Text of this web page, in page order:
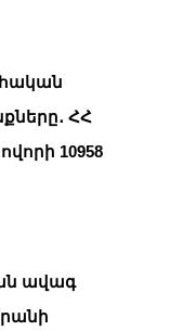
ՀՀ
10958
ավագ